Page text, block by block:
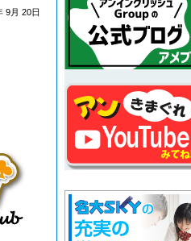
9月 20日